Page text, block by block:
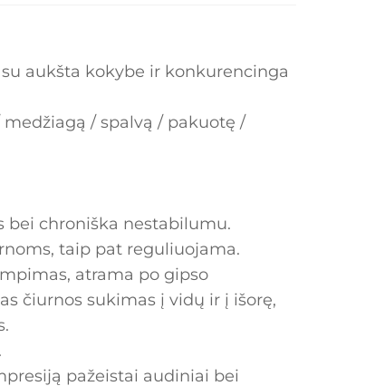
aukšta kokybe ir konkurencinga
/ spalvą / pakuotę /
bei chroniška nestabilumu.
taip pat reguliuojama.
atrama po gipso
čiurnos sukimas į vidų ir į išorę,
pažeistai audiniai bei